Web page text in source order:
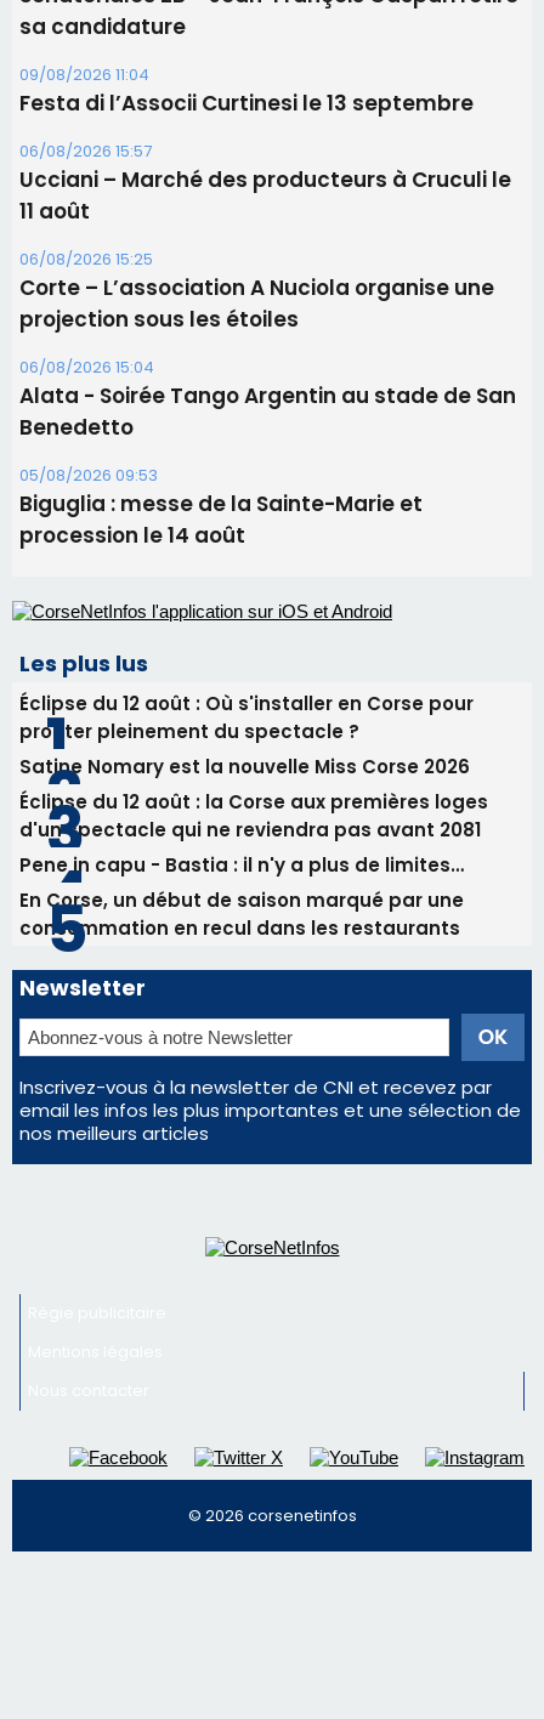
06/08/2026 15:25
Corte – L’association A Nuciola organise une
projection sous les étoiles
06/08/2026 15:04
Alata - Soirée Tango Argentin au stade de San
Benedetto
05/08/2026 09:53
Biguglia : messe de la Sainte-Marie et
procession le 14 août
Les plus lus
Éclipse du 12 août : Où s'installer en Corse pour
profiter pleinement du spectacle ?
Satine Nomary est la nouvelle Miss Corse 2026
d'un spectacle qui ne reviendra pas avant 2081
En Corse, un début de saison marqué par une
consommation en recul dans les restaurants
Newsletter
Inscrivez-vous à la newsletter de CNI et recevez par
email les infos les plus importantes et une sélection de
nos meilleurs articles
Régie publicitaire
Mentions légales
Nous contacter